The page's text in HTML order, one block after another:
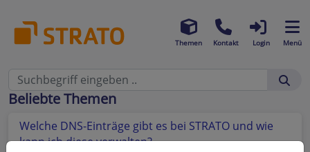
Themen Kontakt Login Menü
Beliebte Themen
Welche DNS-Einträge gibt es bei STRATO und wie
kann ich diese verwalten?